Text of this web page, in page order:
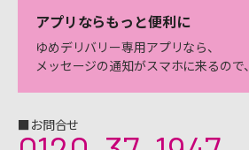
アプリならもっと便利に
ゆめデリバリー専用アプリなら、
メッセージの通知がスマホに来るので
■お問合せ